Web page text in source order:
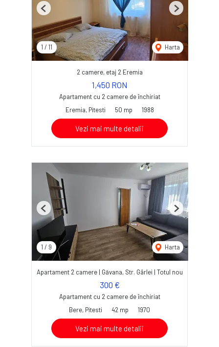
1 / 11 Harta
Previous Next
2 camere, etaj 2 Eremia
1,450 RON
Apartament cu 2 camere de închiriat
Eremia, Pitesti
50 mp 1988
Vezi mai multe detalii
1 / 9 Harta
Previous Next
Apartament 2 camere | Găvana, Str. Gârlei | Totul nou
300 €
Apartament cu 2 camere de închiriat
Bere, Pitesti
42 mp 1970
Vezi mai multe detalii